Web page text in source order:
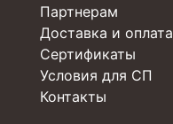
Партнерам
Доставка и оплата
Сертификаты
Условия для СП
Контакты